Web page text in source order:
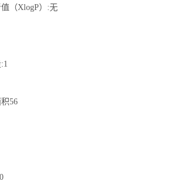
（XlogP）:无
56